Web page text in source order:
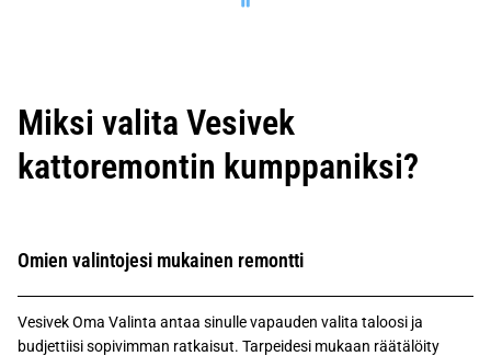
0
Miksi valita Vesivek
kattoremontin kumppaniksi?
Omien valintojesi mukainen remontti
Vesivek Oma Valinta antaa sinulle vapauden valita taloosi ja
budjettiisi sopivimman ratkaisut. Tarpeidesi mukaan räätälöity